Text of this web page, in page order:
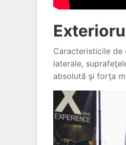
Caracteristicile de
laterale,
absolută şi forţa